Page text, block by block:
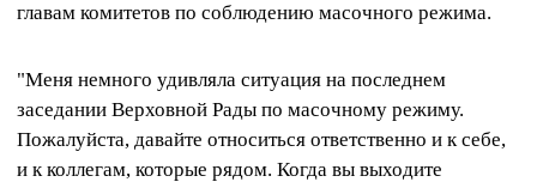
главам комитетов по соблюдению масочного режима.
"Меня немного удивляла ситуация на последнем
заседании Верховной Рады по масочному режиму.
Пожалуйста, давайте относиться ответственно и к себе,
и к коллегам, которые рядом. Когда вы выходите